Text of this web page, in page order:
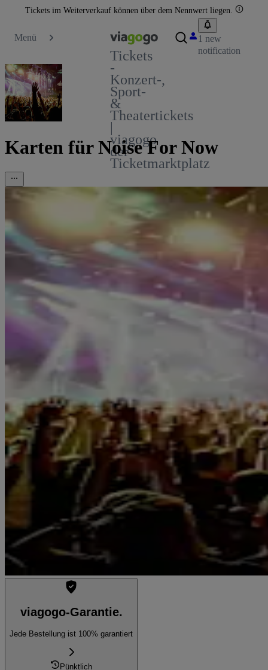
Tickets im Weiterverkauf können über dem Nennwert liegen.
Menü
Tickets
-
Konzert-,
Sport-
&
Theatertickets
|
viagogo
der
Ticketmarktplatz
1 new
notification
Karten für Noise For Now
viagogo-Garantie.
Jede Bestellung ist 100% garantiert
Pünktlich